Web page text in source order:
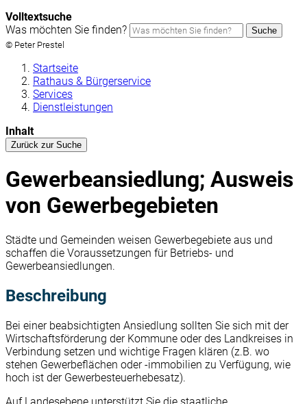
Volltextsuche
Was möchten Sie finden?
Suche
© Peter Prestel
Startseite
Rathaus & Bürgerservice
Services
Dienstleistungen
Inhalt
Zurück zur Suche
Gewerbeansiedlung; Ausweis
von Gewerbegebieten
Städte und Gemeinden weisen Gewerbegebiete aus und
schaffen die Voraussetzungen für Betriebs- und
Gewerbeansiedlungen.
Beschreibung
Bei einer beabsichtigten Ansiedlung sollten Sie sich mit der
Wirtschaftsförderung der Kommune oder des Landkreises in
Verbindung setzen und wichtige Fragen klären (z.B. wo
stehen Gewerbeflächen oder -immobilien zu Verfügung, wie
hoch ist der Gewerbesteuerhebesatz).
Auf Landesebene unterstützt Sie die staatliche